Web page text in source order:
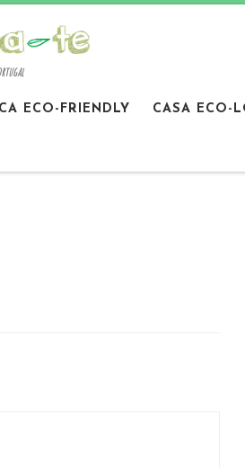
ECO-FRIENDLY CASA ECO-